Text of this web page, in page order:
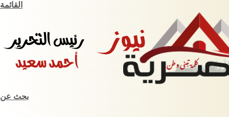
القائمة
بحث عن